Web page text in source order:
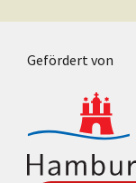
Gefördert von